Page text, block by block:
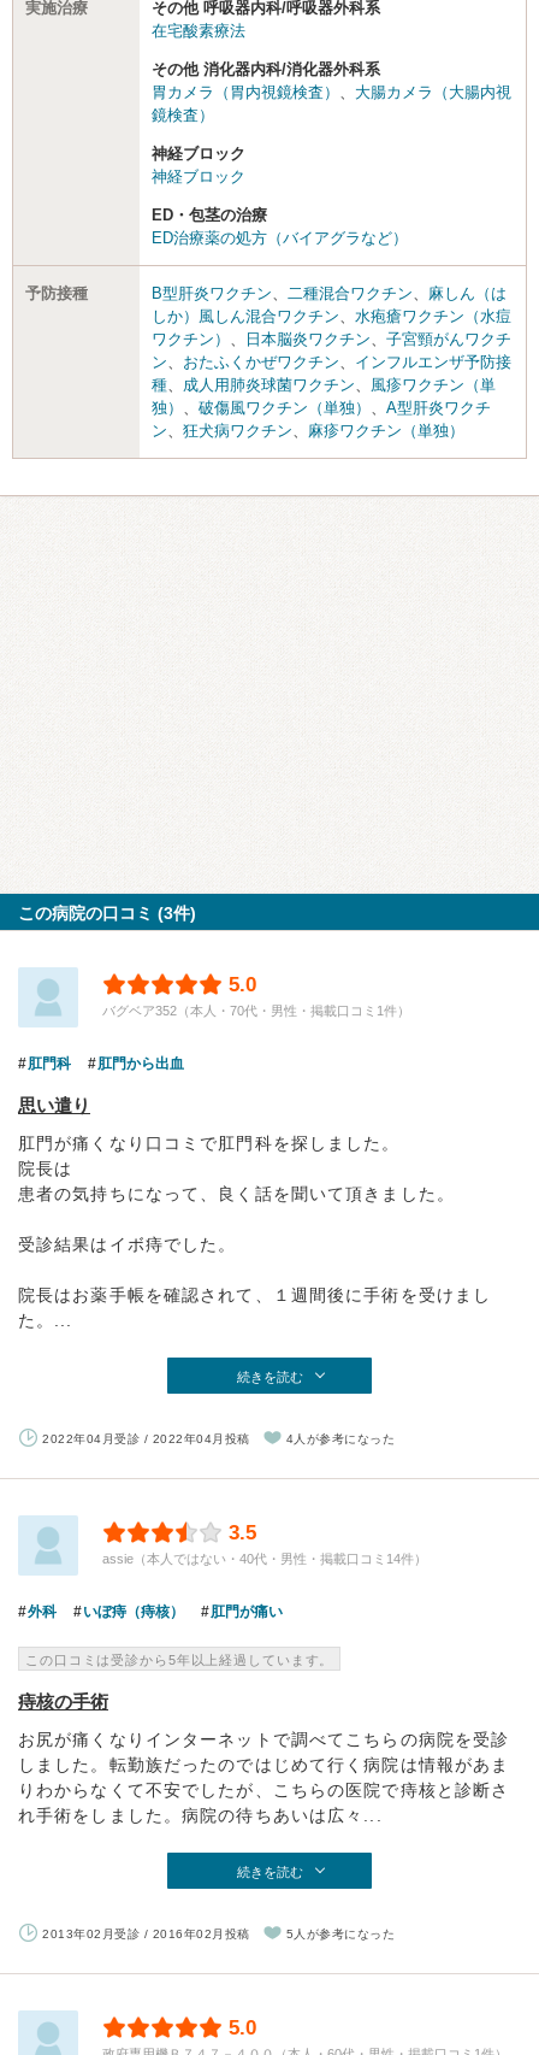
実施治療
その他 呼吸器内科/呼吸器外科系
在宅酸素療法
その他 消化器内科/消化器外科系
胃カメラ（胃内視鏡検査） 、 大腸カメラ（大腸内視
鏡検査）
神経ブロック
神経ブロック
ED・包茎の治療
ED治療薬の処方（バイアグラなど）
予防接種 B型肝炎ワクチン、 二種混合ワクチン、 麻しん（は
しか）風しん混合ワクチン、 水疱瘡ワクチン（水痘
ワクチン） 、 日本脳炎ワクチン、 子宮頸がんワクチ
ン、 おたふくかぜワクチン、 インフルエンザ予防接
種、 成人用肺炎球菌ワクチン、 風疹ワクチン（単
独） 、 破傷風ワクチン（単独） 、 A型肝炎ワクチ
ン、 狂犬病ワクチン、 麻疹ワクチン（単独）
この病院の口コミ (3件)
5.0
バグベア352（本人・70代・男性・掲載口コミ1件）
肛門科 肛門から出血
思い遣り
肛門が痛くなり口コミで肛門科を探しました。
院長は
患者の気持ちになって、良く話を聞いて頂きました。
受診結果はイボ痔でした。
院長はお薬手帳を確認されて、１週間後に手術を受けまし
た。...
続きを読む
2022年04月受診 / 2022年04月投稿 4人が参考になった
3.5
assie（本人ではない・40代・男性・掲載口コミ14件）
外科 いぼ痔（痔核） 肛門が痛い
この口コミは受診から5年以上経過しています。
痔核の手術
お尻が痛くなりインターネットで調べてこちらの病院を受診
しました。転勤族だったのではじめて行く病院は情報があま
りわからなくて不安でしたが、こちらの医院で痔核と診断さ
れ手術をしました。病院の待ちあいは広々...
続きを読む
2013年02月受診 / 2016年02月投稿 5人が参考になった
5.0